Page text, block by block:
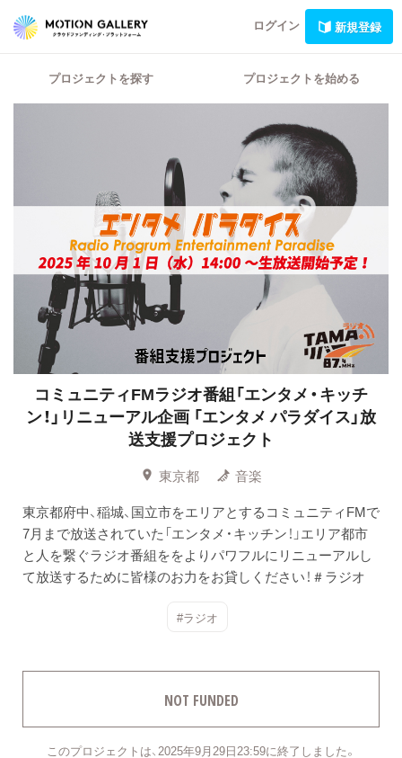
ログイン 新規登録
プロジェクトを探す プロジェクトを始める
コミュニティFMラジオ番組「エンタメ・キッチ
ン！」リニューアル企画 「エンタメ パラダイス」放
送支援プロジェクト
東京都
音楽
東京都府中、稲城、国立市をエリアとするコミュニティFMで
7月まで放送されていた「エンタメ・キッチン！」エリア都市
と人を繋ぐラジオ番組ををよりパワフルにリニューアルし
て放送するために皆様のお力をお貸しください！＃ラジオ
#ラジオ
NOT FUNDED
このプロジェクトは、2025年9月29日23:59に終了しました。